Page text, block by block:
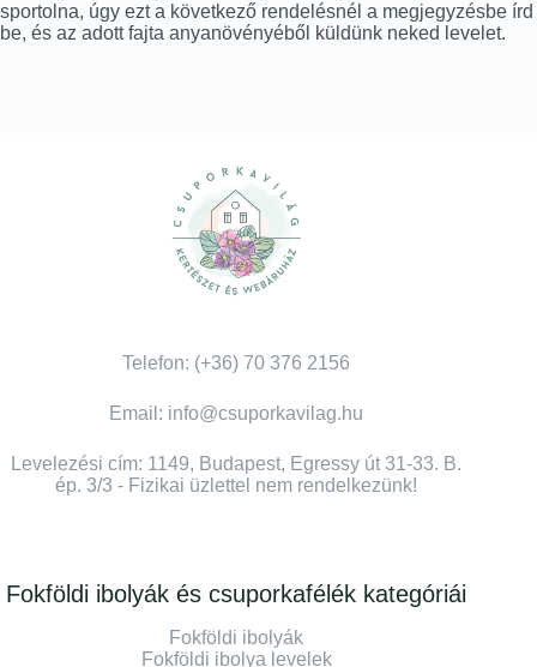
sportolna, úgy ezt a következő rendelésnél a megjegyzésbe írd
be, és az adott fajta anyanövényéből küldünk neked levelet.
Telefon: (+36) 70 376 2156
Email: info@csuporkavilag.hu
Levelezési cím: 1149, Budapest, Egressy út 31-33. B.
ép. 3/3 - Fizikai üzlettel nem rendelkezünk!
Fokföldi ibolyák és csuporkafélék kategóriái
Fokföldi ibolyák
Fokföldi ibolya levelek